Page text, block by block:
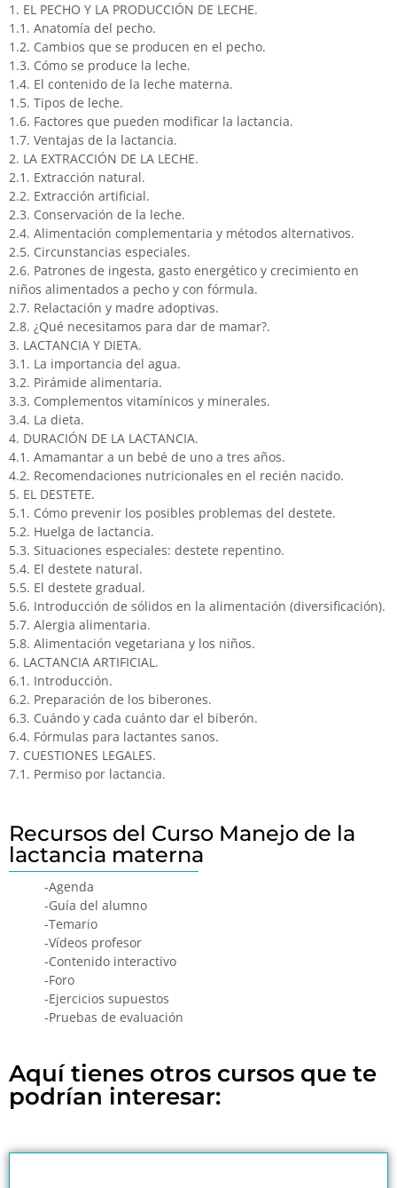
1. EL PECHO Y LA PRODUCCIÓN DE LECHE.
1.1. Anatomía del pecho.
1.2. Cambios que se producen en el pecho.
1.3. Cómo se produce la leche.
1.4. El contenido de la leche materna.
1.5. Tipos de leche.
1.6. Factores que pueden modificar la lactancia.
1.7. Ventajas de la lactancia.
2. LA EXTRACCIÓN DE LA LECHE.
2.1. Extracción natural.
2.2. Extracción artificial.
2.3. Conservación de la leche.
2.4. Alimentación complementaria y métodos alternativos.
2.5. Circunstancias especiales.
2.6. Patrones de ingesta, gasto energético y crecimiento en
niños alimentados a pecho y con fórmula.
2.7. Relactación y madre adoptivas.
2.8. ¿Qué necesitamos para dar de mamar?.
3. LACTANCIA Y DIETA.
3.1. La importancia del agua.
3.2. Pirámide alimentaria.
3.3. Complementos vitamínicos y minerales.
3.4. La dieta.
4. DURACIÓN DE LA LACTANCIA.
4.1. Amamantar a un bebé de uno a tres años.
4.2. Recomendaciones nutricionales en el recién nacido.
5. EL DESTETE.
5.1. Cómo prevenir los posibles problemas del destete.
5.2. Huelga de lactancia.
5.3. Situaciones especiales: destete repentino.
5.4. El destete natural.
5.5. El destete gradual.
5.6. Introducción de sólidos en la alimentación (diversificación).
5.7. Alergia alimentaria.
5.8. Alimentación vegetariana y los niños.
6. LACTANCIA ARTIFICIAL.
6.1. Introducción.
6.2. Preparación de los biberones.
6.3. Cuándo y cada cuánto dar el biberón.
6.4. Fórmulas para lactantes sanos.
7. CUESTIONES LEGALES.
7.1. Permiso por lactancia.
Recursos del Curso Manejo de la
lactancia materna
-Agenda
-Guía del alumno
-Temario
-Vídeos profesor
-Contenido interactivo
-Foro
-Ejercicios supuestos
-Pruebas de evaluación
Aquí tienes otros cursos que te
podrían interesar: